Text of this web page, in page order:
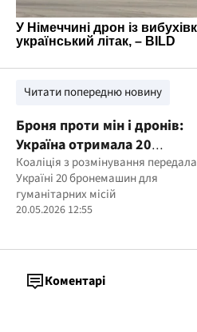
Читати попередню новину
Броня проти мін і дронів:
Україна отримала 20
канадських Roshel Senator
для саперів
Коаліція з розмінування передала
Україні 20 бронемашин для
гуманітарних місій
20.05.2026 12:55
Коментарі